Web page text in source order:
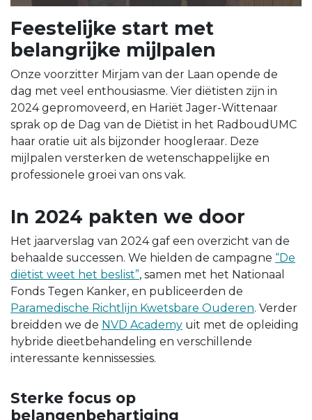
Feestelijke start met
belangrijke mijlpalen
Onze voorzitter Mirjam van der Laan opende de
dag met veel enthousiasme. Vier diëtisten zijn in
2024 gepromoveerd, en Hariët Jager-Wittenaar
sprak op de Dag van de Diëtist in het RadboudUMC
haar oratie uit als bijzonder hoogleraar. Deze
mijlpalen versterken de wetenschappelijke en
professionele groei van ons vak.
In 2024 pakten we door
Het jaarverslag van 2024 gaf een overzicht van de
behaalde successen. We hielden de campagne “De
diëtist weet het beslist”, samen met het Nationaal
Fonds Tegen Kanker, en publiceerden de
Paramedische Richtlijn Kwetsbare Ouderen. Verder
breidden we de NVD Academy uit met de opleiding
hybride dieetbehandeling en verschillende
interessante kennissessies.
Sterke focus op
belangenbehartiging